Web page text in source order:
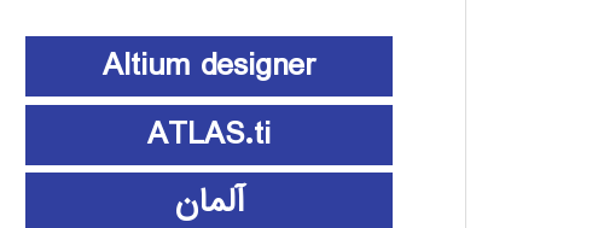
Altium designer
ATLAS.ti
آلمان